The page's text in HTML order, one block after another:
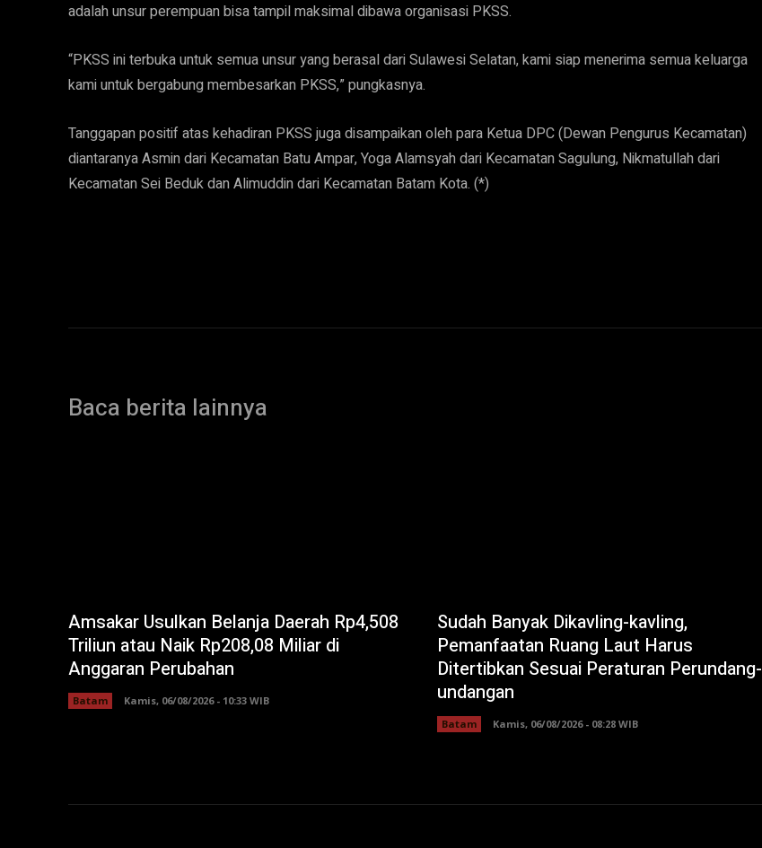
adalah unsur perempuan bisa tampil maksimal dibawa organisasi PKSS.
“PKSS ini terbuka untuk semua unsur yang berasal dari Sulawesi Selatan, kami siap menerima semua keluarga
kami untuk bergabung membesarkan PKSS,” pungkasnya.
Tanggapan positif atas kehadiran PKSS juga disampaikan oleh para Ketua DPC (Dewan Pengurus Kecamatan)
diantaranya Asmin dari Kecamatan Batu Ampar, Yoga Alamsyah dari Kecamatan Sagulung, Nikmatullah dari
Kecamatan Sei Beduk dan Alimuddin dari Kecamatan Batam Kota. (*)
Baca berita lainnya
Amsakar Usulkan Belanja Daerah Rp4,508
Triliun atau Naik Rp208,08 Miliar di
Anggaran Perubahan
Batam Kamis, 06/08/2026 - 10:33 WIB
Sudah Banyak Dikavling-kavling,
Pemanfaatan Ruang Laut Harus
Ditertibkan Sesuai Peraturan Perundang-
undangan
Batam Kamis, 06/08/2026 - 08:28 WIB